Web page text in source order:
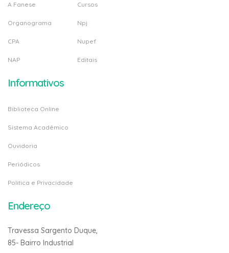
A Fanese
Organograma
CPA
NAP
Cursos
Npj
Nupef
Editais
Informativos
Biblioteca Online
Sistema Acadêmico
Ouvidoria
Periódicos
Politica e Privacidade
Endereço
Travessa Sargento Duque,
85- Bairro Industrial